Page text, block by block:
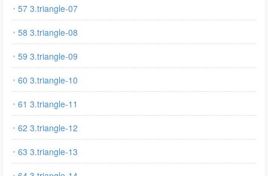
57 3.triangle-07
58 3.triangle-08
59 3.triangle-09
60 3.triangle-10
61 3.triangle-11
62 3.triangle-12
63 3.triangle-13